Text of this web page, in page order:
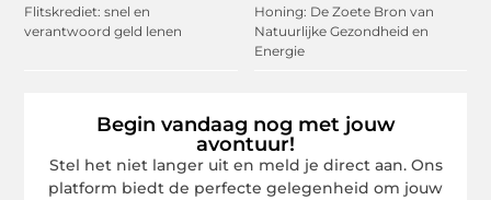
Flitskrediet: snel en
verantwoord geld lenen
Honing: De Zoete Bron van
Natuurlijke Gezondheid en
Energie
Begin vandaag nog met jouw
avontuur!
Stel het niet langer uit en meld je direct aan. Ons
platform biedt de perfecte gelegenheid om jouw